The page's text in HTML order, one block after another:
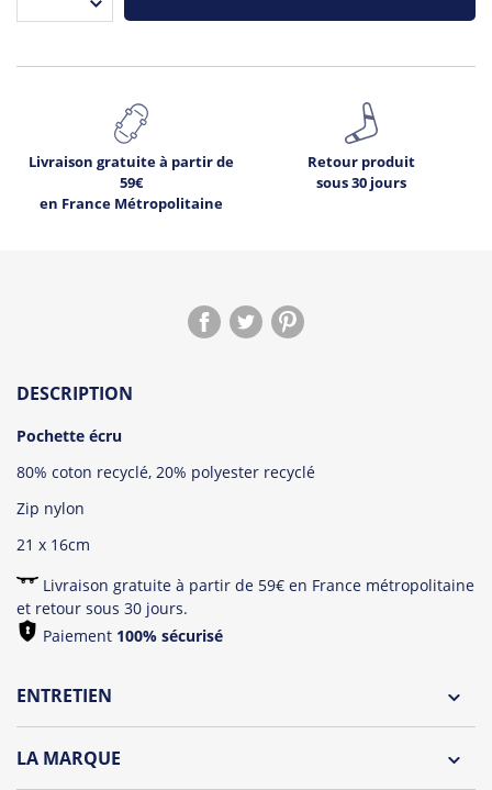
Livraison gratuite à partir de
59€
en France Métropolitaine
Retour produit
sous 30 jours
DESCRIPTION
Pochette écru
80% coton recyclé, 20% polyester recyclé
Zip nylon
21 x 16cm
Livraison gratuite à partir de 59€ en France métropolitaine
et retour sous 30 jours.
Paiement 100% sécurisé
ENTRETIEN
LA MARQUE